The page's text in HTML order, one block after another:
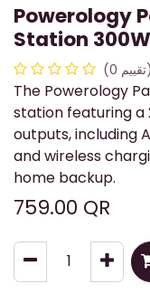
Powerology
Station
(تقييم 0)
The Powerology
station featuring a
outputs, including
and wireless
home backup.
759.00 QR